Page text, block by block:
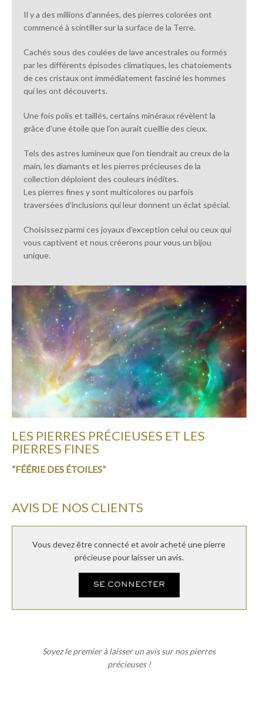
Il y a des millions d’années, des pierres colorées ont
commencé à scintiller sur la surface de la Terre.
Cachés sous des coulées de lave ancestrales ou formés
par les différents épisodes climatiques, les chatoiements
de ces cristaux ont immédiatement fasciné les hommes
qui les ont découverts.
Une fois polis et taillés, certains minéraux révèlent la
grâce d’une étoile que l’on aurait cueillie des cieux.
Tels des astres lumineux que l’on tiendrait au creux de la
main, les diamants et les pierres précieuses de la
collection déploient des couleurs inédites.
Les pierres fines y sont multicolores ou parfois
traversées d’inclusions qui leur donnent un éclat spécial.
Choisissez parmi ces joyaux d’exception celui ou ceux qui
vous captivent et nous créerons pour vous un bijou
unique.
LES PIERRES PRÉCIEUSES ET LES
PIERRES FINES
“FÉÉRIE DES ÉTOILES”
AVIS DE NOS CLIENTS
Vous devez être connecté et avoir acheté une pierre
précieuse pour laisser un avis.
SE CONNECTER
Soyez le premier à laisser un avis sur nos pierres
précieuses !